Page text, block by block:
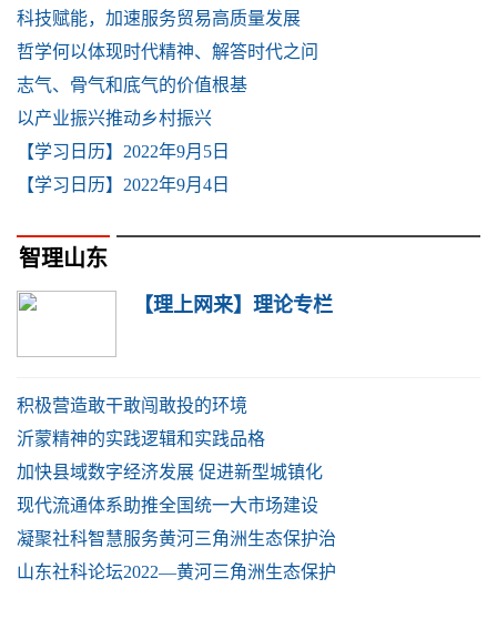
科技赋能，加速服务贸易高质量发展
哲学何以体现时代精神、解答时代之问
志气、骨气和底气的价值根基
以产业振兴推动乡村振兴
【学习日历】2022年9月5日
【学习日历】2022年9月4日
智理山东
【理上网来】理论专栏
积极营造敢干敢闯敢投的环境
沂蒙精神的实践逻辑和实践品格
加快县域数字经济发展 促进新型城镇化
现代流通体系助推全国统一大市场建设
凝聚社科智慧服务黄河三角洲生态保护治
山东社科论坛2022—黄河三角洲生态保护